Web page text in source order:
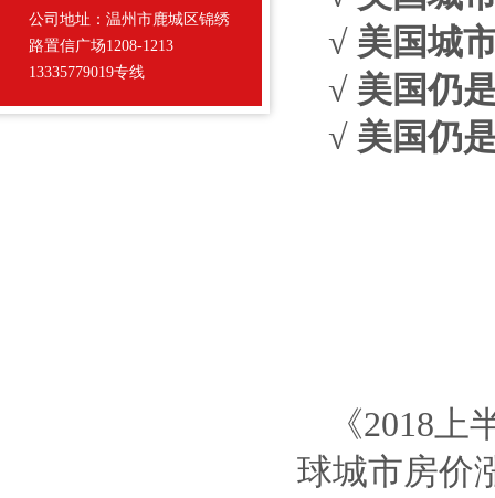
公司地址：温州市鹿城区锦绣
路置信广场1208-1213
13335779019专线
√ 美国城
√ 美国仍
√ 美国仍
《2018
球城市房价